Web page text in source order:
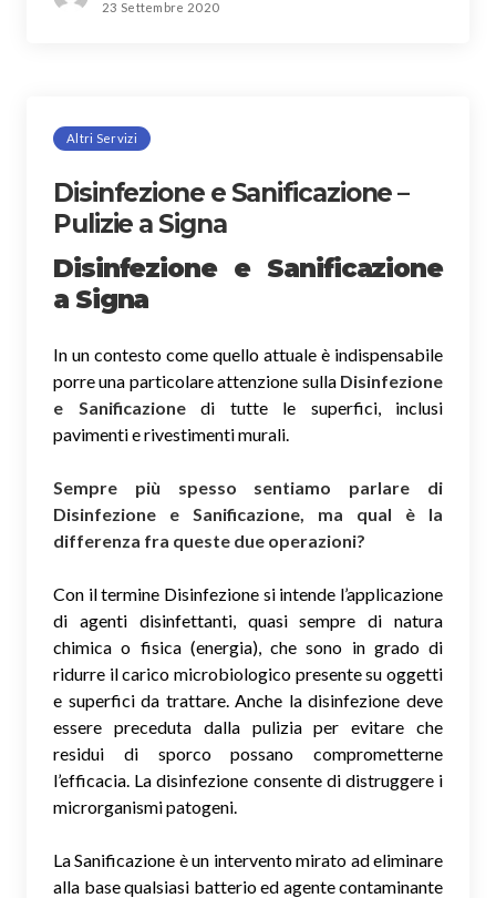
23 Settembre 2020
Altri Servizi
Disinfezione e Sanificazione –
Pulizie a Signa
Disinfezione e Sanificazione
a Signa
In un contesto come quello attuale è indispensabile
porre una particolare attenzione sulla Disinfezione
e Sanificazionedi tutte le superfici, inclusi
pavimenti e rivestimenti murali.
Sempre più spesso sentiamo parlare di
Disinfezione e Sanificazione, ma qual è la
differenza fra queste due operazioni?
Con il termine Disinfezione si intende l’applicazione
di agenti disinfettanti, quasi sempre di natura
chimica o fisica (energia), che sono in grado di
ridurre il carico microbiologico presente su oggetti
e superfici da trattare. Anche la disinfezione deve
essere preceduta dalla pulizia per evitare che
residui di sporco possano comprometterne
l’efficacia. La disinfezione consente di distruggere i
microrganismi patogeni.
La Sanificazione è un intervento mirato ad eliminare
alla base qualsiasi batterio ed agente contaminante